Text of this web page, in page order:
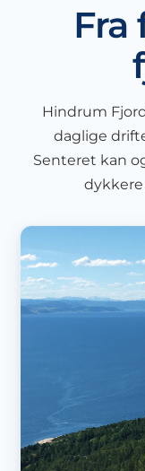
Fra
Hindrum
daglige
Senteret kan